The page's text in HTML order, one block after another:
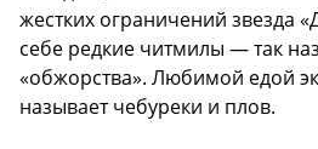
жестких ограничений звезда
себе редкие читмилы — так
«обжорства». Любимой едой
называет чебуреки и плов.